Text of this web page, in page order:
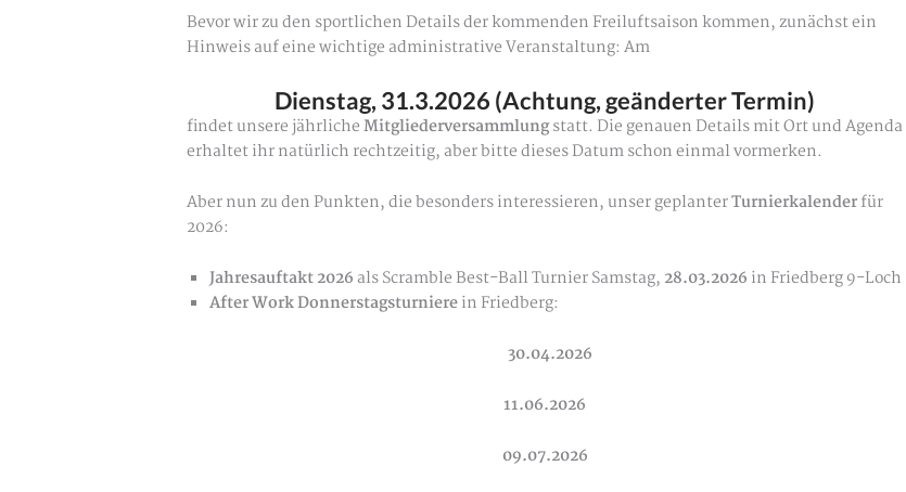
Bevor wir zu den sportlichen Details der kommenden Freiluftsaison kommen, zunächst ein
Hinweis auf eine wichtige administrative Veranstaltung: Am
Dienstag, 31.3.2026 (Achtung, geänderter Termin)
findet unsere jährlicheMitgliederversammlungstatt. Die genauen Details mit Ort und Agenda
erhaltet ihr natürlich rechtzeitig, aber bitte dieses Datum schon einmal vormerken.
Aber nun zu den Punkten, die besonders interessieren, unser geplanterTurnierkalenderfür
2026:
Jahresauftakt 2026 als Scramble Best-Ball Turnier Samstag, 28.03.2026 in Friedberg 9-Loch
After Work Donnerstagsturnierein Friedberg:
30.04.2026
11.06.2026
09.07.2026